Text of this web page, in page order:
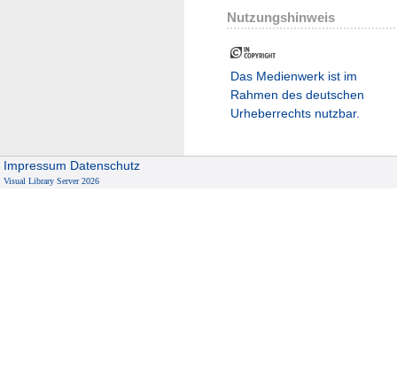
Nutzungshinweis
Das Medienwerk ist im
Rahmen des deutschen
Urheberrechts nutzbar.
Impressum Datenschutz
Visual Library Server 2026